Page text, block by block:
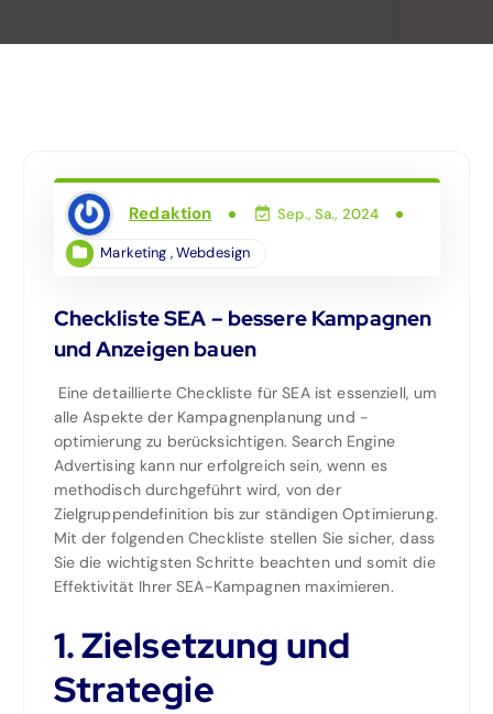
Redaktion Sep., Sa., 2024
Marketing ,Webdesign
Checkliste SEA – bessere Kampagnen
und Anzeigen bauen
Eine detaillierte Checkliste für SEA ist essenziell, um
alle Aspekte der Kampagnenplanung und -
optimierung zu berücksichtigen. Search Engine
Advertising kann nur erfolgreich sein, wenn es
methodisch durchgeführt wird, von der
Zielgruppendefinition bis zur ständigen Optimierung.
Mit der folgenden Checkliste stellen Sie sicher, dass
Sie die wichtigsten Schritte beachten und somit die
Effektivität Ihrer SEA-Kampagnen maximieren.
1. Zielsetzung und
Strategie